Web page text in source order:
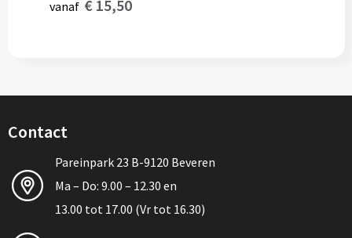
vanaf € 15,50
Contact
Pareinpark 23 B-9120 Beveren
Ma – Do: 9.00 – 12.30 en
13.00 tot 17.00 (Vr tot 16.30)